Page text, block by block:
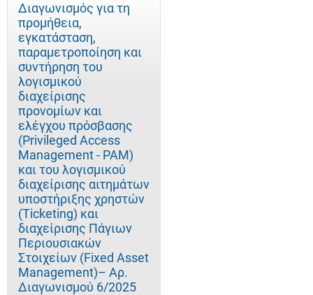
Διαγωνισμός για τη
προμήθεια,
εγκατάσταση,
παραμετροποίηση και
συντήρηση του
λογισμικού
διαχείρισης
προνομίων και
ελέγχου πρόσβασης
(Privileged Access
Management - PAM)
και του λογισμικού
διαχείρισης αιτημάτων
υποστήριξης χρηστών
(Ticketing) και
διαχείρισης Πάγιων
Περιουσιακών
Στοιχείων (Fixed Asset
Management)– Αρ.
Διαγωνισμού 6/2025